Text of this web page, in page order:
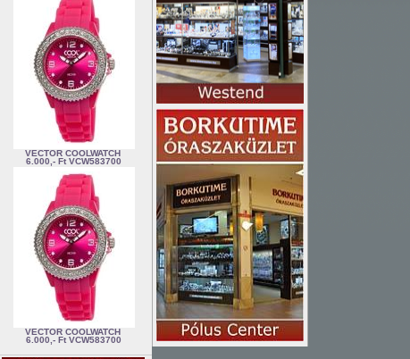
VECTOR COOLWATCH
6.000,- Ft VCW583700
VECTOR COOLWATCH
6.000,- Ft VCW583700